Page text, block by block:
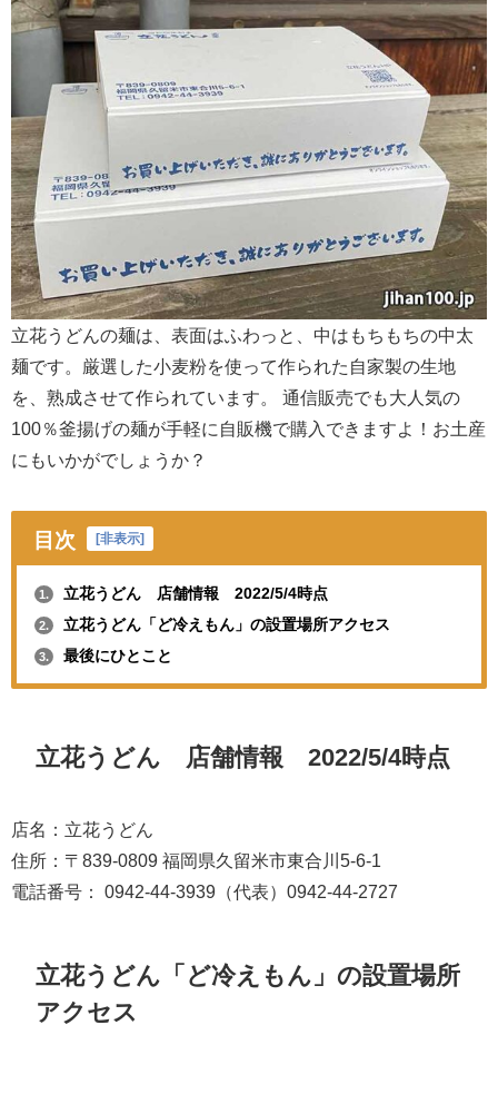
立花うどんの麺は、表面はふわっと、中はもちもちの中太
麺です。厳選した小麦粉を使って作られた自家製の生地
を、熟成させて作られています。
通信販売でも大人気の
100％釜揚げの麺が手軽に自販機で購入できますよ！お土産
にもいかがでしょうか？
目次 [非表示]
1. 立花うどん 店舗情報 2022/5/4時点
2. 立花うどん「ど冷えもん」の設置場所アクセス
3. 最後にひとこと
立花うどん 店舗情報 2022/5/4時点
店名：立花うどん
住所： 〒839-0809 福岡県久留米市東合川5-6-1
電話番号： 0942-44-3939（代表）0942-44-2727
立花うどん「ど冷えもん」の設置場所
アクセス